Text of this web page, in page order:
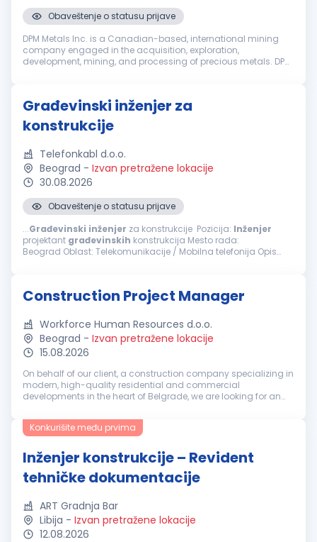
Obaveštenje o statusu prijave
DPM Metals Inc. is a Canadian-based, international mining
company engaged in the acquisition, exploration,
development, mining, and processing of precious metals. DPM
Građevinski inženjer za
konstrukcije
Telefonkabl d.o.o.
Beograd - Izvan pretražene lokacije
30.08.2026
Obaveštenje o statusu prijave
...Građevinski inženjer za konstrukcije Pozicija: Inženjer
projektant građevinskih konstrukcija Mesto rada:
Beograd Oblast: Telekomunikacije / Mobilna telefonija Opis
Construction Project Manager
Workforce Human Resources d.o.o.
Beograd - Izvan pretražene lokacije
15.08.2026
On behalf of our client, a construction company specializing in
modern, high-quality residential and commercial
developments in the heart of Belgrade, we are looking for an
fast-growing or...
Konkurišite među prvima
Inženjer konstrukcije – Revident
tehničke dokumentacije
ART Gradnja Bar
Libija - Izvan pretražene lokacije
12.08.2026